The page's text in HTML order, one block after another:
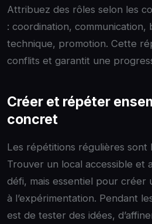
Attribuez des rôles selon les
: coordination, communication,
technique, promotion. Cette
conflits et garantit une
Créer et répéter
concret
Les répétitions régulières sont
Trouver un local accessible et
défi, mais essentiel pour créer
à l’expérimentation. Pendant
est de tester des idées,